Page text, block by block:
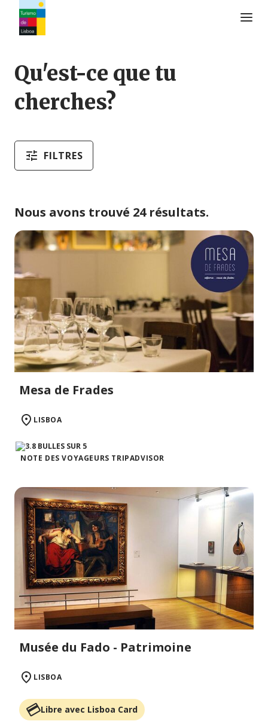
Qu'est-ce que tu
cherches?
FILTRES
Nous avons trouvé 24 résultats.
Mesa de Frades
LISBOA
NOTE DES VOYAGEURS TRIPADVISOR
Musée du Fado - Patrimoine
LISBOA
Libre avec Lisboa Card